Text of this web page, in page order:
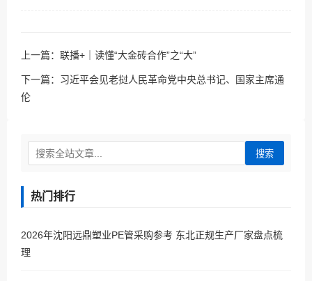
上一篇： 联播+｜读懂“大金砖合作”之“大”
下一篇： 习近平会见老挝人民革命党中央总书记、国家主席通
伦
搜索
热门排行
2026年沈阳远鼎塑业PE管采购参考 东北正规生产厂家盘点梳
理